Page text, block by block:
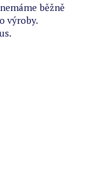
běžně
výroby.